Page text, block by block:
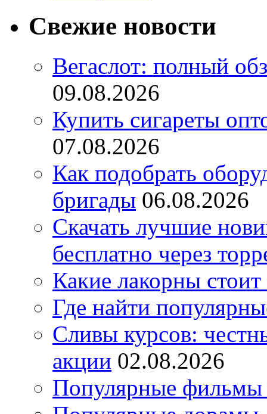
Свежие новости
Вегаслот: полный
09.08.2026
Купить сигареты
07.08.2026
Как подобрать
бригады 06.08.2026
Скачать лучшие
бесплатно через
Какие лакорны стоит
Где найти
Сливы курсов:
акции 02.08.2026
Популярные фильмы